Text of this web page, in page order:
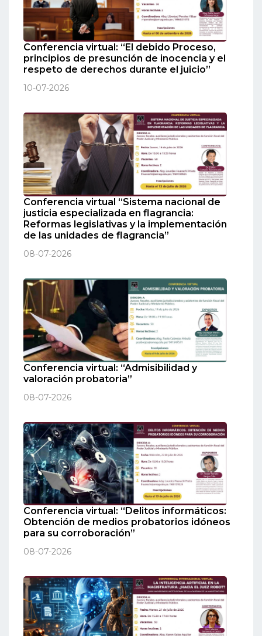
Conferencia virtual: “El debido Proceso,
principios de presunción de inocencia y el
respeto de derechos durante el juicio”
10-07-2026
Conferencia virtual “Sistema nacional de
justicia especializada en flagrancia:
Reformas legislativas y la implementación
de las unidades de flagrancia”
08-07-2026
Conferencia virtual: “Admisibilidad y
valoración probatoria”
08-07-2026
Conferencia virtual: “Delitos informáticos:
Obtención de medios probatorios idóneos
para su corroboración”
08-07-2026